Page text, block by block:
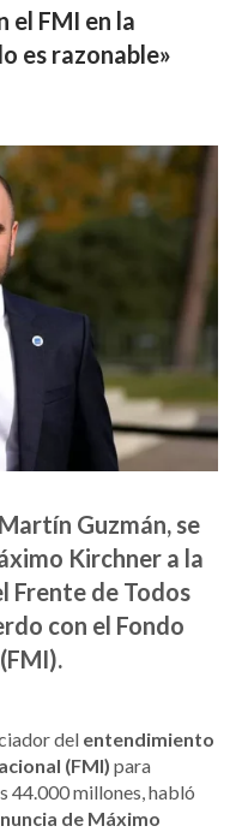
el FMI en la
es razonable»
Guzmán, se
Kirchner a la
Frente de Todos
con el Fondo
del entendimiento
(FMI) para
44.000 millones, habló
de Máximo